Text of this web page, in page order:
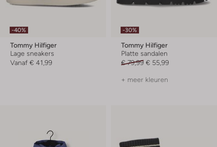
-40%
Tommy Hilfiger
Lage sneakers
Vanaf € 41,99
-30%
Tommy Hilfiger
Platte sandalen
€ 79,99 € 55,99
+ meer kleuren